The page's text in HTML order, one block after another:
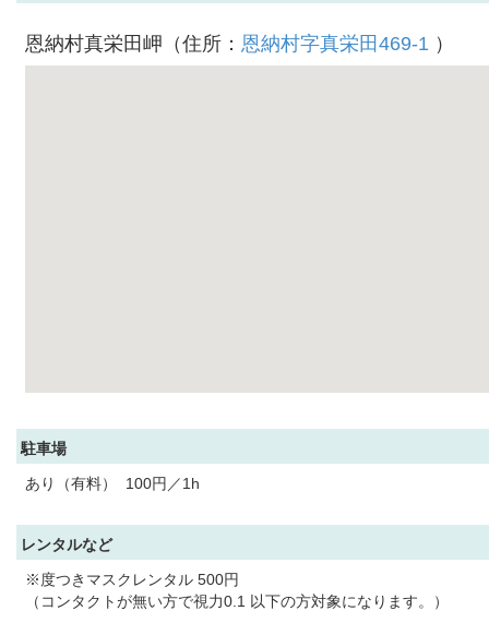
恩納村真栄田岬（住所： 恩納村字真栄田469-1 ）
駐車場
あり（有料） 100円／1h
レンタルなど
※度つきマスクレンタル 500円
（コンタクトが無い方で視力0.1 以下の方対象になります。）